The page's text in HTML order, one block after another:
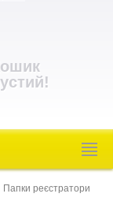
Папки реєстратори